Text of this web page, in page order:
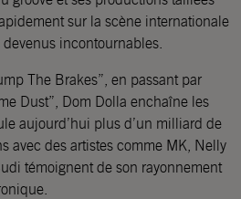
sur la scène internationale
incontournables.
The Brakes”, en passant par
Dust”, Dom Dolla enchaîne les
aujourd’hui plus d’un milliard de
avec des artistes comme MK, Nelly
témoignent de son rayonnement